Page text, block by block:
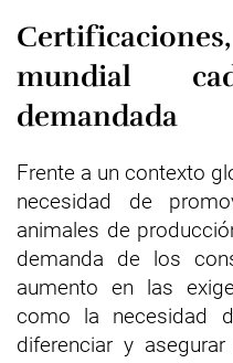
mundial
demandada
Frente a un contexto
necesidad de
animales de
demanda de los
aumento en las
como la necesidad
diferenciar y